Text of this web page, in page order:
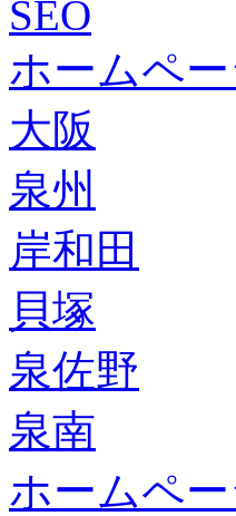
SEO
ホームペー
大阪
泉州
岸和田
貝塚
泉佐野
泉南
ホームペ